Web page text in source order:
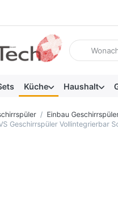
Geben Sie
Küche Haushalt
Einbau
Geschirrspüler Vollintegrierbar